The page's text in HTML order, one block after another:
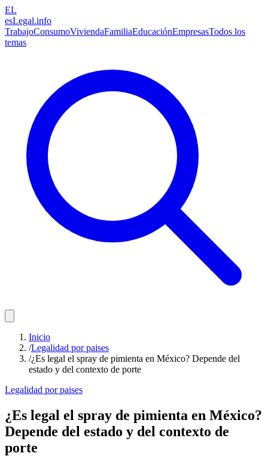
EL
esLegal.info
TrabajoConsumoViviendaFamiliaEducaciónEmpresasTodos los
temas
Inicio
/Legalidad por paises
/¿Es legal el spray de pimienta en México? Depende del
estado y del contexto de porte
Legalidad por paises
¿Es legal el spray de pimienta en México?
Depende del estado y del contexto de
porte